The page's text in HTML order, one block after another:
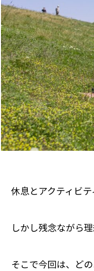
休息とアクティビ
しかし残念ながら
そこで今回は、ど